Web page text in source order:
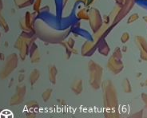
Accessibility features (6)